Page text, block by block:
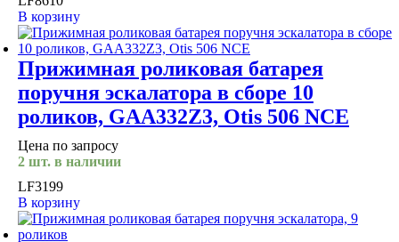
В корзину
Прижимная роликовая батарея
поручня эскалатора в сборе 10
роликов, GAA332Z3, Otis 506 NCE
Цена по запросу
2 шт. в наличии
LF3199
В корзину